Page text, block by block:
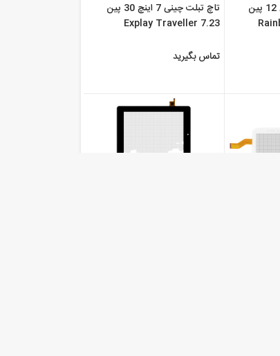
تاچ تبلت چینی 7 اینچ 12 پین
تاچ تبلت چینی 7 اینچ 30 پین
Explay Traveller 7.23
تماس بگیرید